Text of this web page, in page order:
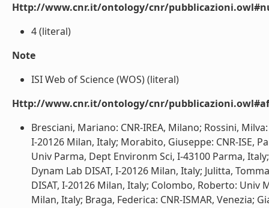
Http://www.cnr.it/ontology/cnr/
4 (literal)
Note
ISI Web of Science (WOS) (literal)
Http://www.cnr.it/ontology/cnr/
Bresciani, Mariano: CNR-IREA, Milano; Rossini,
I-20126 Milan, Italy; Morabito, Giuseppe: CNR-ISE,
Univ Parma, Dept Environm Sci, I-43100 Parma,
Dynam Lab DISAT, I-20126 Milan, Italy; Julitta,
DISAT, I-20126 Milan, Italy; Colombo, Roberto: Univ
Milan, Italy; Braga, Federica: CNR-ISMAR, Venezia;